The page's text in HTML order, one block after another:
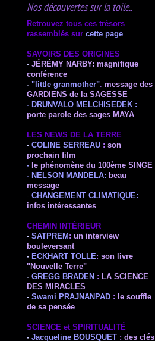
Nos découvertes sur la toile..
Retrouvez tous ces trésors
rassemblés sur cette page
SAVOIRS DES ORIGINES
- JÉRÉMY NARBY: magnifique
conférence
- "little granmother": message des
GARDIENS de la SAGESSE
- DRUNVALO MELCHISEDEK :
porte parole des sages MAYA
LES NEWS DE LA TERRE
- COLINE SERREAU : son
prochain film
- le phénomène du 100ème SINGE
- NELSON MANDELA: beau
message
- CHANGEMENT CLIMATIQUE:
infos intéressantes
CHEMIN INTÉRIEUR
- SATPREM : un interview
bouleversant
- ECKHART TOLLE: son livre
"Nouvelle Terre"
- GREGG BRADEN : LA SCIENCE
DES MIRACLES
- Swami PRAJNANPAD :
le souffle
de sa pensée
SCIENCE et SPIRITUALITÉ
- Jacqueline BOUSQUET : des clés